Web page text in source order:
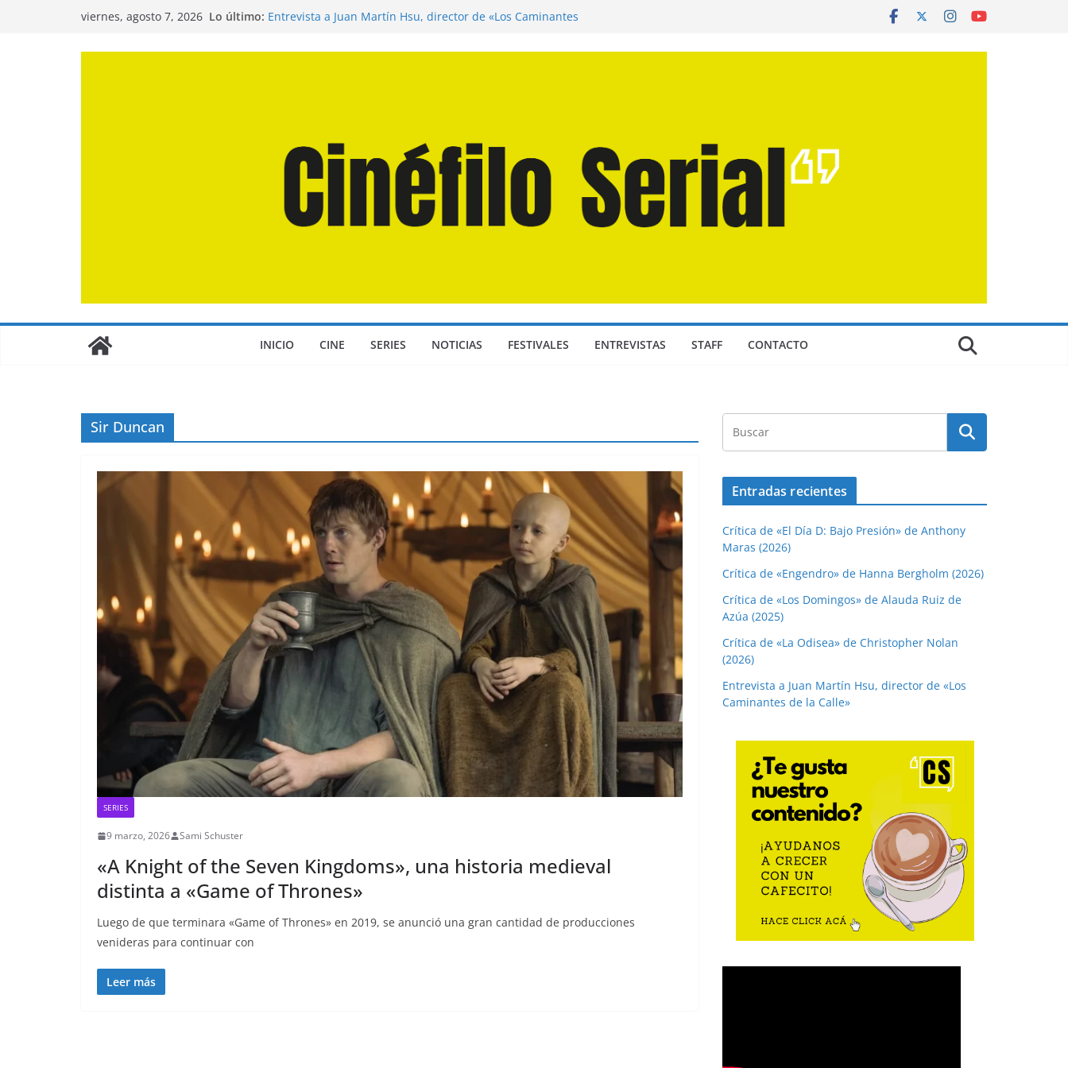
viernes, agosto 7, 2026 Lo último: Entrevista a Juan Martín Hsu, director de «Los Caminantes
Crítica de «El Día D: Bajo Presión» de Anthony Maras (2026)
INICIO CINE SERIES NOTICIAS FESTIVALES ENTREVISTAS STAFF CONTACTO
Sir Duncan
SERIES
9 marzo, 2026 Sami Schuster
«A Knight of the Seven Kingdoms», una historia medieval
distinta a «Game of Thrones»
Luego de que terminara «Game of Thrones» en 2019, se anunció una gran cantidad de producciones
venideras para continuar con
Leer más
Entradas recientes
Crítica de «El Día D: Bajo Presión» de Anthony
Maras (2026)
Crítica de «Engendro» de Hanna Bergholm (2026)
Crítica de «Los Domingos» de Alauda Ruiz de
Azúa (2025)
Crítica de «La Odisea» de Christopher Nolan
(2026)
Entrevista a Juan Martín Hsu, director de «Los
Caminantes de la Calle»